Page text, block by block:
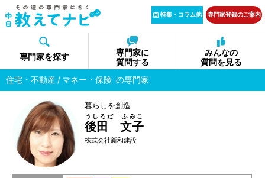
特集・コラム他 専門家登録のご案内
専門家を探す
専門家に
質問する
みんなの
質問を見る
住宅・不動産
マネー・保険 の専門家
暮らしを創造
後田 文子
うしろだ ふみこ
株式会社新和建設